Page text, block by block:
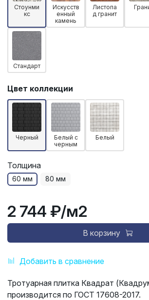
Добавить в сравнение
Стоунми
кс
Искусств
енный
камень
Листопа
д гранит
Стандарт
Цвет коллекции
Черный
Белый с
черным
Белый
Толщина
60 мм 80 мм
2 744 ₽/м2
В корзину
Тротуарная плитка Квадрат
производится по ГОСТ 17608-2017.